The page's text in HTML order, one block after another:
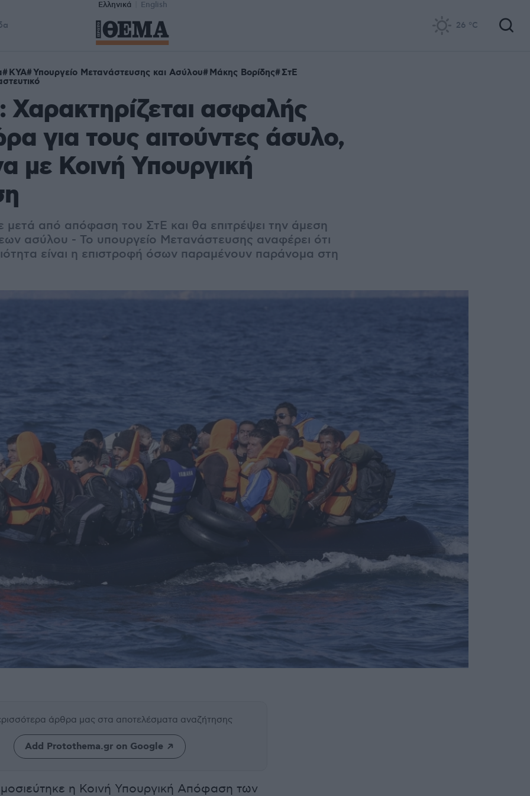
Ελληνικά English
26 °C
ΚΥΑ Υπουργείο Μετανάστευσης και Ασύλου Μάκης Βορίδης ΣτΕ
Χαρακτηρίζεται ασφαλής
για τους αιτούντες άσυλο,
με Κοινή Υπουργική
από απόφαση του ΣτΕ και θα επιτρέψει την άμεση
ασύλου - Το υπουργείο Μετανάστευσης αναφέρει ότι
είναι η επιστροφή όσων παραμένουν παράνομα στη
άρθρα μας στα αποτελέσματα αναζήτησης
Add Protothema.gr on Google
η Κοινή Υπουργική Απόφαση των